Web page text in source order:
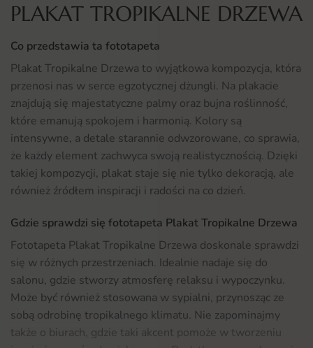
PLAKAT TROPIKALNE DRZEWA
Co przedstawia ta fototapeta
Plakat Tropikalne Drzewa to wyjątkowa kompozycja, która
przenosi nas w serce egzotycznej dżungli. Na plakacie
znajdują się majestatyczne palmy oraz bujna roślinność,
które emanują spokojem i harmonią. Kolory są
intensywne, a detale starannie odwzorowane, co sprawia,
że każdy element zachwyca swoją realistycznością. Dzięki
takiej kompozycji, plakat staje się nie tylko dekoracją, ale
również źródłem inspiracji i radości na co dzień.
Gdzie sprawdzi się fototapeta Plakat Tropikalne Drzewa
Fototapeta Plakat Tropikalne Drzewa doskonale sprawdzi
się w różnych przestrzeniach. Idealnie nadaje się do
salonu, gdzie stworzy atmosferę relaksu i wypoczynku.
Może być również stosowana w sypialni, przynosząc ze
sobą odrobinę tropikalnego klimatu. Nie zapominajmy
także o biurach, gdzie taki akcent pomoże w tworzeniu